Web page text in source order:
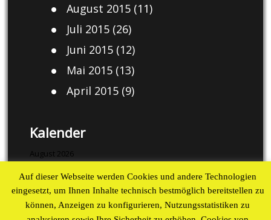
August 2015(11)
Juli 2015(26)
Juni 2015(12)
Mai 2015(13)
April 2015(9)
Kalender
August 2026
M D M D F S
S
1
2
3
4 5 6 7 8 9
Auf dieser Webseite werden Cookies und andere Technologien
eingesetzt, um Ihnen Inhalte technisch bestmöglich bereitstellen zu
können, Anzeigen zu konfigurieren, Nutzungsstatistiken zu